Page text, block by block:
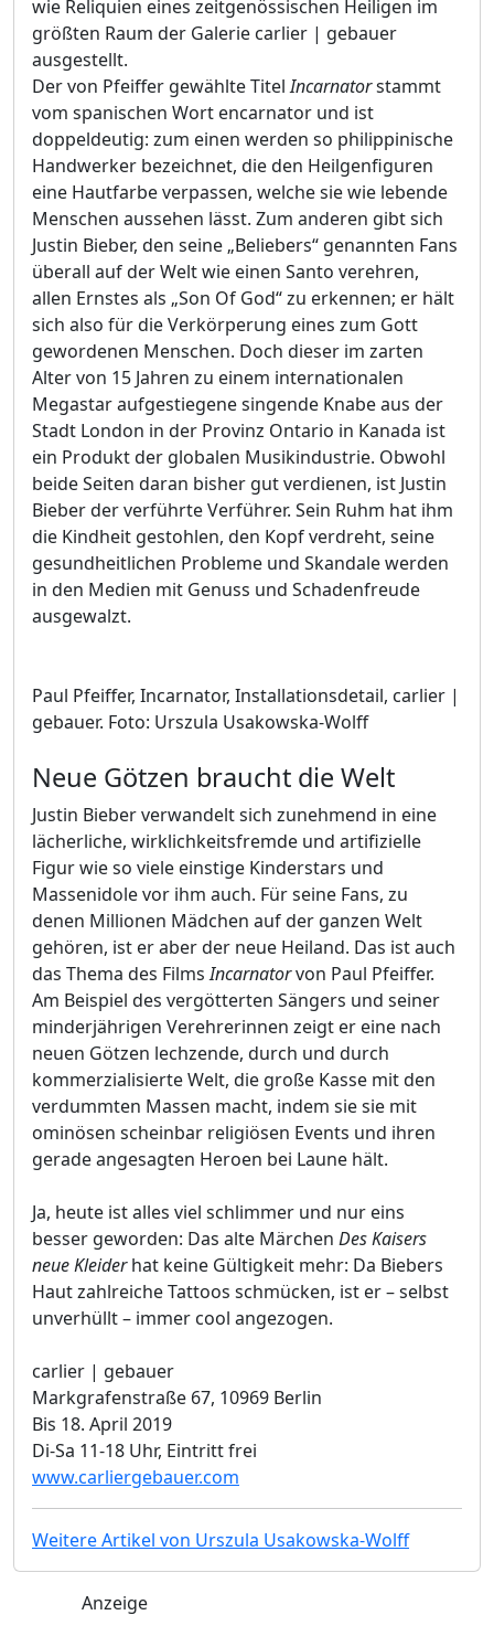
wie Reliquien eines zeitgenössischen Heiligen im
größten Raum der Galerie carlier | gebauer
ausgestellt.
Der von Pfeiffer gewählte TitelIncarnatorstammt
vom spanischen Wort encarnator und ist
doppeldeutig: zum einen werden so philippinische
Handwerker bezeichnet, die den Heilgenfiguren
eine Hautfarbe verpassen, welche sie wie lebende
Menschen aussehen lässt. Zum anderen gibt sich
Justin Bieber, den seine „Beliebers“ genannten Fans
überall auf der Welt wie einen Santo verehren,
allen Ernstes als „Son Of God“ zu erkennen; er hält
sich also für die Verkörperung eines zum Gott
gewordenen Menschen. Doch dieser im zarten
Alter von 15 Jahren zu einem internationalen
Megastar aufgestiegene singende Knabe aus der
Stadt London in der Provinz Ontario in Kanada ist
ein Produkt der globalen Musikindustrie. Obwohl
beide Seiten daran bisher gut verdienen, ist Justin
Bieber der verführte Verführer. Sein Ruhm hat ihm
die Kindheit gestohlen, den Kopf verdreht, seine
gesundheitlichen Probleme und Skandale werden
in den Medien mit Genuss und Schadenfreude
ausgewalzt.
Paul Pfeiffer, Incarnator, Installationsdetail, carlier |
gebauer. Foto: Urszula Usakowska-Wolff
Neue Götzen braucht die Welt
Justin Bieber verwandelt sich zunehmend in eine
lächerliche, wirklichkeitsfremde und artifizielle
Figur wie so viele einstige Kinderstars und
Massenidole vor ihm auch. Für seine Fans, zu
denen Millionen Mädchen auf der ganzen Welt
gehören, ist er aber der neue Heiland. Das ist auch
das Thema des FilmsIncarnatorvon Paul Pfeiffer.
Am Beispiel des vergötterten Sängers und seiner
minderjährigen Verehrerinnen zeigt er eine nach
neuen Götzen lechzende, durch und durch
kommerzialisierte Welt, die große Kasse mit den
verdummten Massen macht, indem sie sie mit
ominösen scheinbar religiösen Events und ihren
gerade angesagten Heroen bei Laune hält.
Ja, heute ist alles viel schlimmer und nur eins
besser geworden: Das alte Märchen Des Kaisers
neue Kleiderhat keine Gültigkeit mehr: Da Biebers
Haut zahlreiche Tattoos schmücken, ist er – selbst
unverhüllt – immer cool angezogen.
carlier | gebauer
Markgrafenstraße 67, 10969 Berlin
Bis 18. April 2019
Di-Sa 11-18 Uhr, Eintritt frei
www.carliergebauer.com
Weitere Artikel von Urszula Usakowska-Wolff
Anzeige